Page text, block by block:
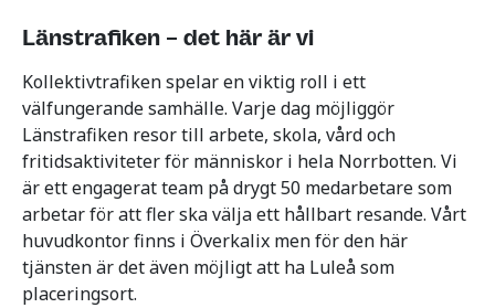
Länstrafiken – det här är vi
Kollektivtrafiken spelar en viktig roll i ett
välfungerande samhälle. Varje dag möjliggör
Länstrafiken resor till arbete, skola, vård och
fritidsaktiviteter för människor i hela Norrbotten. Vi
är ett engagerat team på drygt 50 medarbetare som
arbetar för att fler ska välja ett hållbart resande. Vårt
huvudkontor finns i Överkalix men för den här
tjänsten är det även möjligt att ha Luleå som
placeringsort.